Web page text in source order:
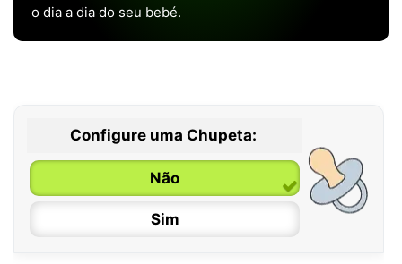
o dia a dia do seu bebé.
Configure uma Chupeta:
Não
Sim